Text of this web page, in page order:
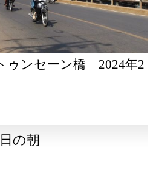
ゥンセーン橋 2024年2
の朝